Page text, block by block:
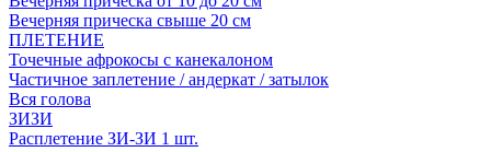
Вечерняя прическа свыше 20 см
ПЛЕТЕНИЕ
Точечные афрокосы с канекалоном
Частичное заплетение / андеркат / затылок
Вся голова
ЗИЗИ
Расплетение ЗИ-ЗИ 1 шт.